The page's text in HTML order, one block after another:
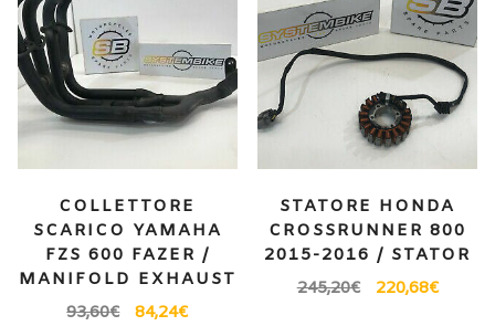
COLLETTORE
SCARICO YAMAHA
FZS 600 FAZER /
MANIFOLD EXHAUST
93,60€ 84,24€
STATORE HONDA
CROSSRUNNER 800
2015-2016 / STATOR
245,20€ 220,68€